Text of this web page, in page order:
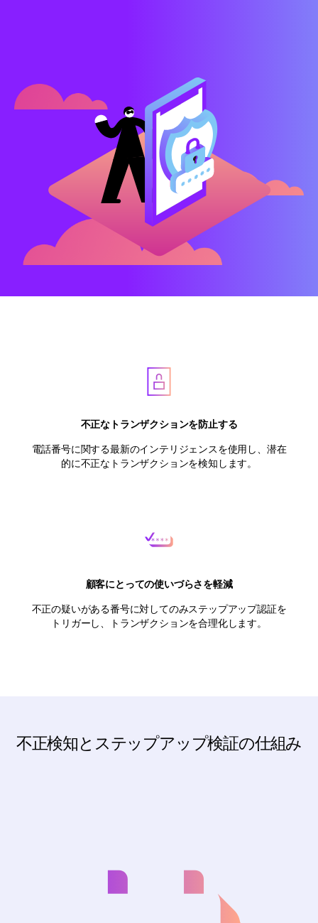
不正なトランザクションを防止する
電話番号に関する最新のインテリジェンスを使用し、潜在
的に不正なトランザクションを検知します。
顧客にとっての使いづらさを軽減
不正の疑いがある番号に対してのみステップアップ認証を
トリガーし、トランザクションを合理化します。
不正検知とステップアップ検証の仕組み